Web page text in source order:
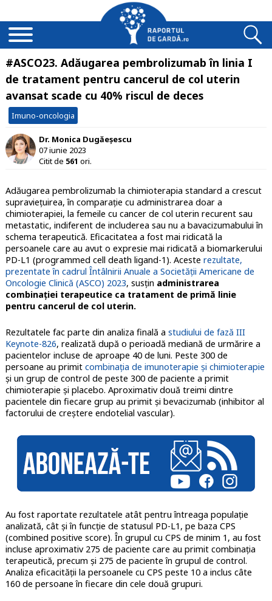
#ASCO23. Adăugarea pembrolizumab în linia I
de tratament pentru cancerul de col uterin
avansat scade cu 40% riscul de deces
Imuno-oncologia
Dr. Monica Dugăeșescu
07 iunie 2023
Citit de 561 ori.
Adăugarea pembrolizumab la chimioterapia standard a crescut
supravieţuirea, în comparaţie cu administrarea doar a
chimioterapiei, la femeile cu cancer de col uterin recurent sau
metastatic, indiferent de includerea sau nu a bavacizumabului în
schema terapeutică. Eficacitatea a fost mai ridicată la
persoanele care au avut o expresie mai ridicată a biomarkerului
PD-L1 (programmed cell death ligand-1). Aceste rezultate,
prezentate în cadrul Întâlnirii Anuale a Societății Americane de
Oncologie Clinică (ASCO) 2023, susţin administrarea
combinaţiei terapeutice ca tratament de primă linie
pentru cancerul de col uterin.
Rezultatele fac parte din analiza finală a studiului de fază III
Keynote-826, realizată după o perioadă mediană de urmărire a
pacientelor incluse de aproape 40 de luni. Peste 300 de
persoane au primit combinaţia de imunoterapie şi chimioterapie
şi un grup de control de peste 300 de paciente a primit
chimioterapie şi placebo. Aproximativ două treimi dintre
pacientele din fiecare grup au primit şi bevacizumab (inhibitor al
factorului de creştere endotelial vascular).
Au fost raportate rezultatele atât pentru întreaga populaţie
analizată, cât şi în funcţie de statusul PD-L1, pe baza CPS
(combined positive score). În grupul cu CPS de minim 1, au fost
incluse aproximativ 275 de paciente care au primit combinaţia
terapeutică, precum şi 275 de paciente în grupul de control.
Analiza eficacităţii la persoanele cu CPS peste 10 a inclus câte
160 de persoane în fiecare din cele două grupuri.